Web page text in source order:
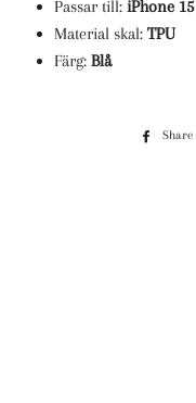
Passar till: iPhone 15
Material skal: TPU
Färg: Blå
Share